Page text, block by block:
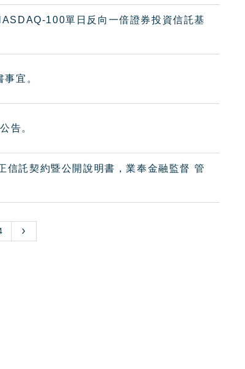
100單日反向一倍證券投資信託基
宜。
告。
託契約暨公開說明書，業奉金融監督 管